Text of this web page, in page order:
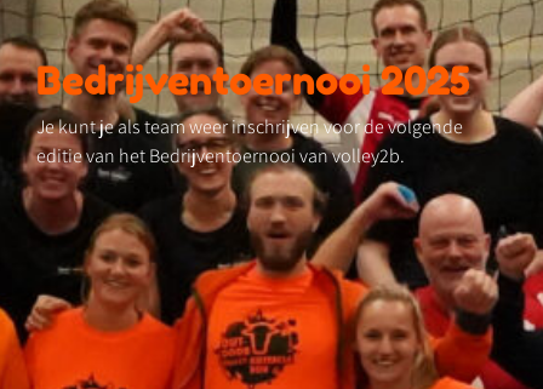
Bedrijventoernooi 2025
Je kunt je als team weer inschrijven voor de volgende
editie van het Bedrijventoernooi van volley2b.